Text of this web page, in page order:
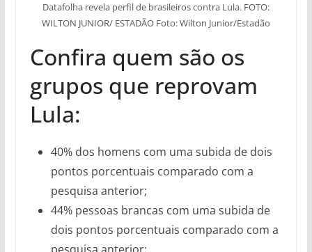
Datafolha revela perfil de brasileiros contra Lula. FOTO:
WILTON JUNIOR/ ESTADÃO Foto: Wilton Junior/Estadão
Confira quem são os
grupos que reprovam
Lula:
40% dos homens com uma subida de dois
pontos porcentuais comparado com a
pesquisa anterior;
44% pessoas brancas com uma subida de
dois pontos porcentuais comparado com a